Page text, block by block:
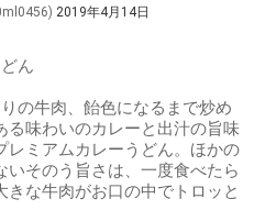
2019年4月14日
ん
の牛肉、飴色になるまで炒め
る味わいのカレーと出汁の旨味
レミアムカレーうどん。ほかの
いそのう旨さは、一度食べたら
な牛肉がお口の中でトロッと